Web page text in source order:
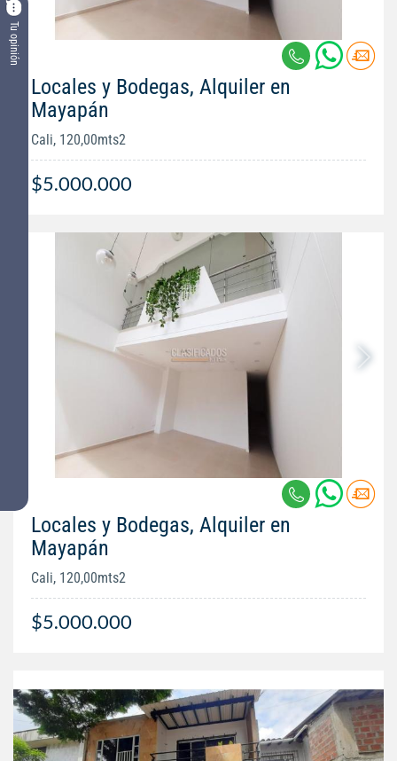
Tu opinión
Locales y Bodegas, Alquiler en
Mayapán
Cali, 120,00mts2
$5.000.000
Locales y Bodegas, Alquiler en
Mayapán
Cali, 120,00mts2
$5.000.000